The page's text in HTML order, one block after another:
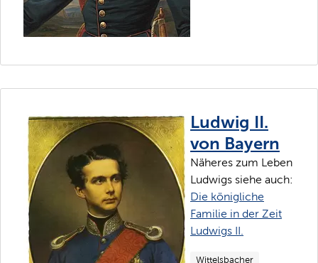
Ludwig II.
von Bayern
Näheres zum Leben
Ludwigs siehe auch:
Die königliche
Familie in der Zeit
Ludwigs II.
Wittelsbacher